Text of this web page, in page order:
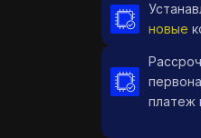
новые
платеж